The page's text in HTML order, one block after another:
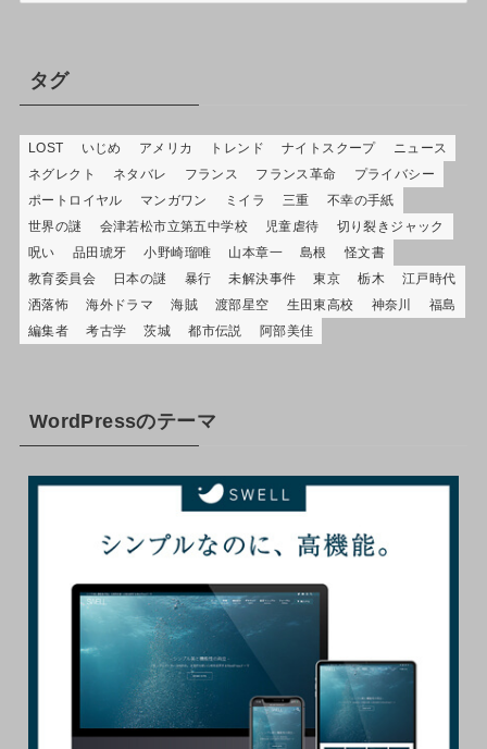
ータグ
LOST いじめ アメリカ トレンド ナイトスクープ
ニュース
ネグレクト
ネタバレ フランス フランス革命
プライバシー
ポートロイヤル
マンガワン ミイラ 三重
不幸の手紙
世界の謎
会津若松市立第五中学校 児童虐待
切り裂きジャック
呪い
品田琥牙 小野崎瑠唯 山本章一 島根
怪文書
教育委員会
日本の謎 暴行 未解決事件 東京 栃木
江戸時代
洒落怖
海外ドラマ 海賊 渡部星空 生田東高校 神奈川
福島
編集者
考古学 茨城 都市伝説 阿部美佳
WordPressのテーマ